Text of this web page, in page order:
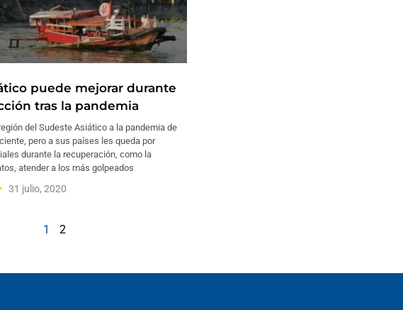
puede mejorar durante
tras la pandemia
del Sudeste Asiático a la pandemia de
pero a sus países les queda por
durante la recuperación, como la
atender a los más golpeados
31 julio, 2020
1 2